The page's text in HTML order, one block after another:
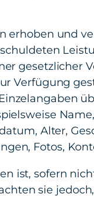
erhoben und
gesetzlicher
Verfügung
Alter,
Fotos,
ist, sofern
sie